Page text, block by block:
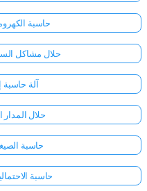
حاسبة
حلال مشاكل
آلة حاسبة
حلال المدار
حاسبة
حاسبة